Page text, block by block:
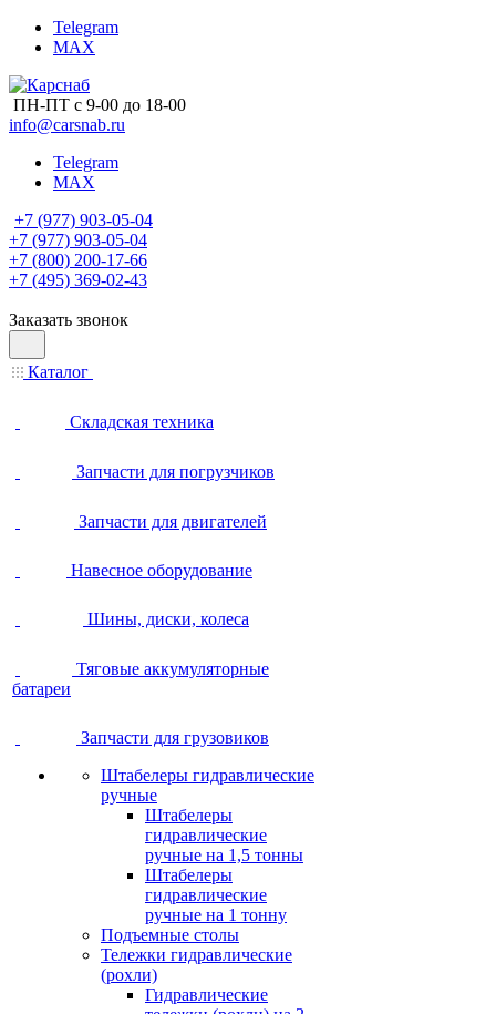
Telegram
MAX
ПН-ПТ с 9-00 до 18-00
info@carsnab.ru
Telegram
MAX
+7 (977) 903-05-04
+7 (977) 903-05-04
+7 (800) 200-17-66
+7 (495) 369-02-43
Заказать звонок
Каталог
Складская техника
Запчасти для погрузчиков
Запчасти для двигателей
Навесное оборудование
Шины, диски, колеса
Тяговые аккумуляторные
батареи
Запчасти для грузовиков
Штабелеры гидравлические
ручные
Штабелеры
гидравлические
ручные на 1,5 тонны
Штабелеры
гидравлические
ручные на 1 тонну
Подъемные столы
Тележки гидравлические
(рохли)
Гидравлические